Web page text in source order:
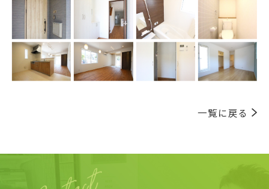
一覧に戻る